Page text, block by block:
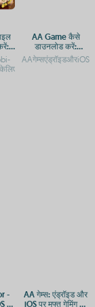
AA Game कैसे
डाउनलोड करें:
Android और iOS
गाइड
-
पर
AA गेम्स: एंड्रॉइड और
iOS पर मुफ्त गेमिंग का